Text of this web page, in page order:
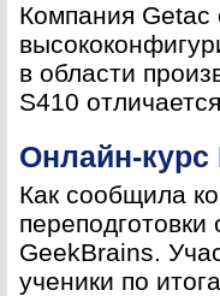
Компания Getac
в области
S410
Онлайн-курс
Как сообщила
GeekBrains.
ученики по